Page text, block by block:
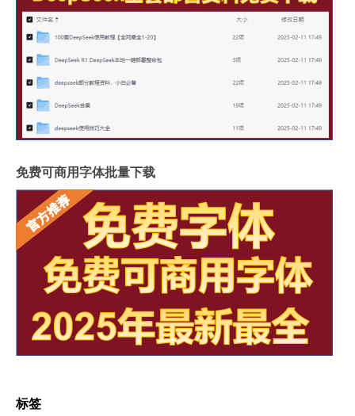
免费可商用字体批量下载
标签